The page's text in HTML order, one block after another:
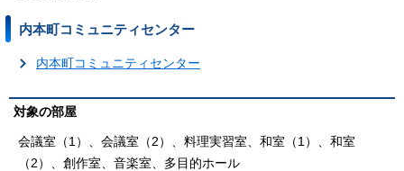
内本町コミュニティセンター
内本町コミュニティセンター
対象の部屋
会議室（1）、会議室（2）、料理実習室、和室（1）、和室
（2）、創作室、音楽室、多目的ホール